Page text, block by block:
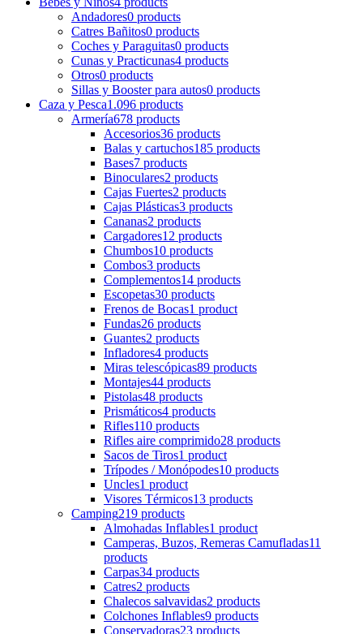
Andadores0 products
Catres Bañitos0 products
Coches y Paraguitas0 products
Cunas y Practicunas4 products
Otros0 products
Sillas y Booster para autos0 products
Caza y Pesca1.096 products
Armería678 products
Accesorios36 products
Balas y cartuchos185 products
Bases7 products
Binoculares2 products
Cajas Fuertes2 products
Cajas Plásticas3 products
Cananas2 products
Cargadores12 products
Chumbos10 products
Combos3 products
Complementos14 products
Escopetas30 products
Frenos de Bocas1 product
Fundas26 products
Guantes2 products
Infladores4 products
Miras telescópicas89 products
Montajes44 products
Pistolas48 products
Prismáticos4 products
Rifles110 products
Rifles aire comprimido28 products
Sacos de Tiros1 product
Trípodes / Monópodes10 products
Uncles1 product
Visores Térmicos13 products
Camping219 products
Almohadas Inflables1 product
Camperas, Buzos, Remeras Camufladas11
products
Carpas34 products
Catres2 products
Chalecos salvavidas2 products
Colchones Inflables9 products
Conservadoras23 products